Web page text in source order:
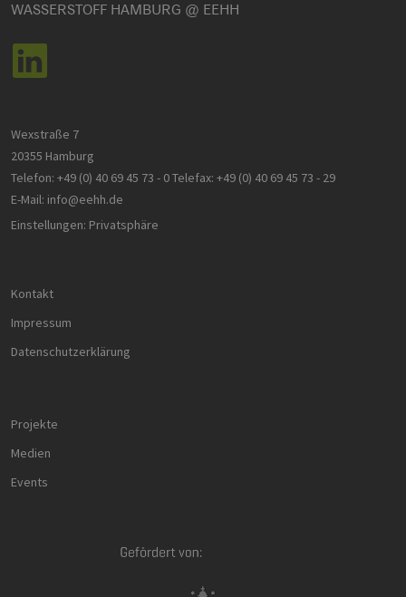
WASSERSTOFF HAMBURG @ EEHH
Wexstraße 7
20355 Hamburg
Telefon: +49 (0) 40 69 45 73 - 0Telefax: +49 (0) 40 69 45 73 - 29
E-Mail: info@eehh.de
Einstellungen: Privatsphäre
Kontakt
Impressum
Datenschutzerklärung
Projekte
Medien
Events